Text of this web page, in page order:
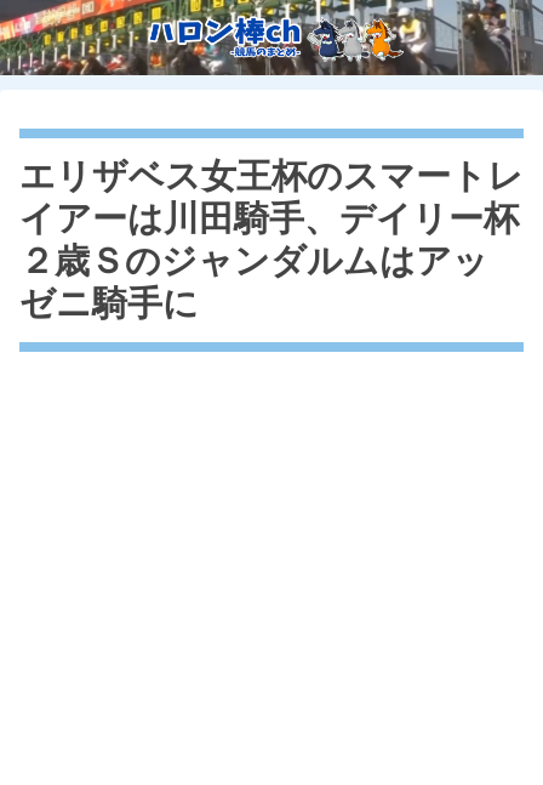
エリザベス女王杯のスマートレ
イアーは川田騎手、デイリー杯
２歳Ｓのジャンダルムはアッ
ゼニ騎手に